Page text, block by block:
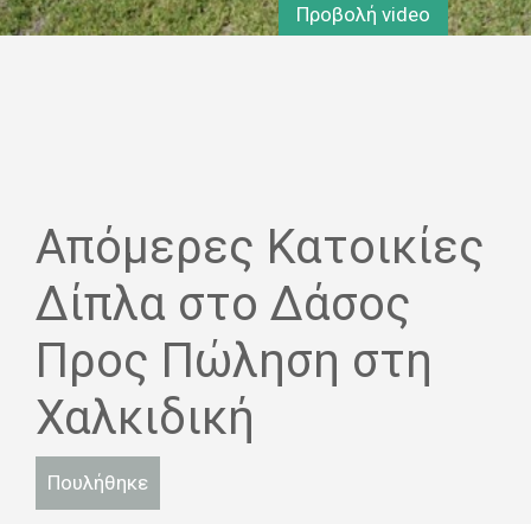
Προβολή video
Απόμερες Κατοικίες
Δίπλα στο Δάσος
Προς Πώληση στη
Χαλκιδική
Πουλήθηκε